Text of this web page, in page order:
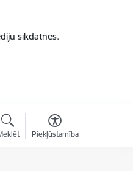
sīkdatnes.
Piekļūstamība